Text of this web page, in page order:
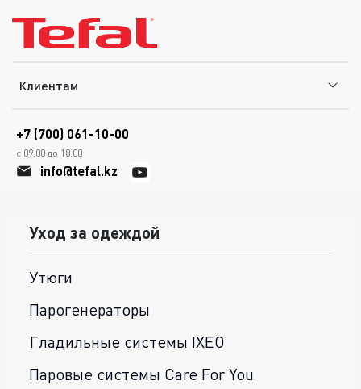
Клиентам
+7 (700) 061-10-00
с 09.00 до 18.00
info@tefal.kz
Уход за одеждой
Утюги
Парогенераторы
Гладильные системы IXEO
Паровые системы Care For You